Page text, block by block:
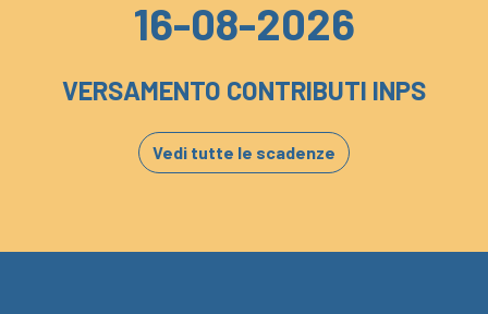
16-08-2026
VERSAMENTO CONTRIBUTI INPS
Vedi tutte le scadenze